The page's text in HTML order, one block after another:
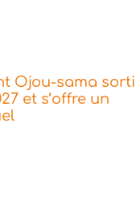
Ojou-sama
et s’offre un